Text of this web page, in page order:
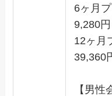
6ヶ月
9,280円
12ヶ月
39,360
【男